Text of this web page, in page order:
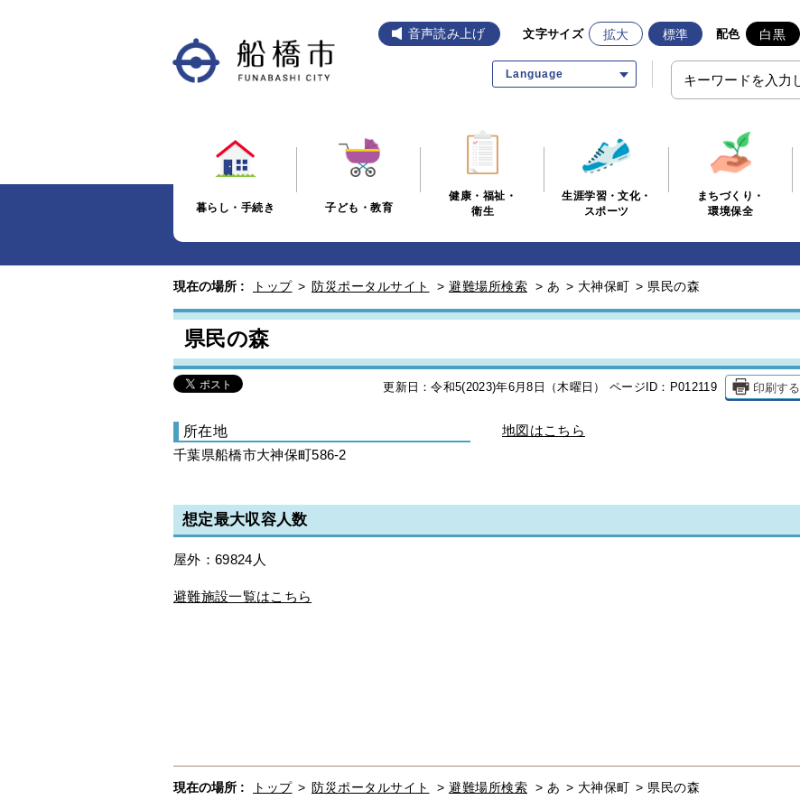
音声読み上げ 文字サイズ 拡大 標準 配色 白黒
Language
暮らし・手続き 子ども・教育
健康・福祉・
衛生
生涯学習・文化・
スポーツ
まちづくり・
環境保全
現在の場所 : トップ > 防災ポータルサイト > 避難場所検索 > あ > 大神保町 > 県民の森
県民の森
更新日：令和5(2023)年6月8日（木曜日） ページID：P012119 印刷する
地図はこちら
所在地
千葉県船橋市大神保町586-2
想定最大収容人数
屋外：69824人
避難施設一覧はこちら
現在の場所 : トップ > 防災ポータルサイト > 避難場所検索 > あ > 大神保町 > 県民の森